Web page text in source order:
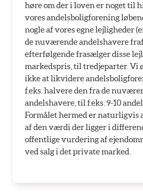
høre om der i loven er noget til
vores andelsboligforening
nogle af vores egne lejligheder
de nuværende andelshavere
efterfølgende frasælger disse
markedspris, til tredjeparter. Vi
ikke at likvidere
f.eks. halvere den fra de
andelshavere, til f.eks. 9-10
Formålet hermed er naturligvis
af den værdi der ligger i
offentlige vurdering af
ved salg i det private marked.